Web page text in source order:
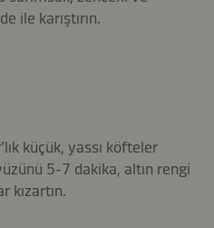
ile karıştırın.
küçük, yassı köfteler
5-7 dakika, altın rengi
kızartın.